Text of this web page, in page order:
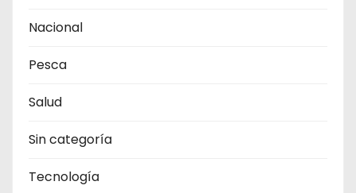
Nacional
Pesca
Salud
Sin categoría
Tecnología